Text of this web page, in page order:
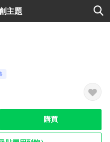
主題
購買